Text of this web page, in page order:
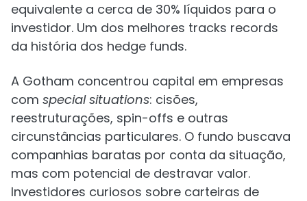
equivalente a cerca de 30% líquidos para o
investidor. Um dos melhores tracks records
da história dos hedge funds.
A Gotham concentrou capital em empresas
com special situations: cisões,
reestruturações, spin-offs e outras
circunstâncias particulares. O fundo buscava
companhias baratas por conta da situação,
mas com potencial de destravar valor.
Investidores curiosos sobre carteiras de